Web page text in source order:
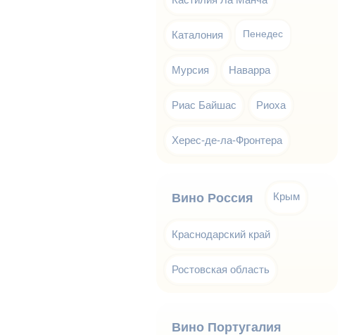
Каталония Пенедес
Мурсия Наварра
Риас Байшас Риоха
Херес-де-ла-Фронтера
Вино Россия Крым
Краснодарский край
Ростовская область
Вино Португалия